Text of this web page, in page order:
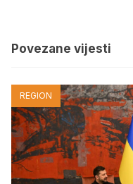
Povezane vijesti
REGION